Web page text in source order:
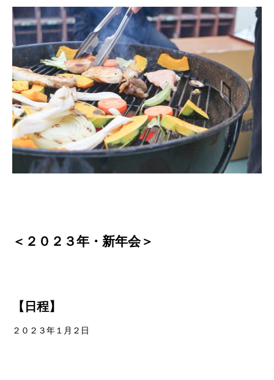
＜２０２３年・新年会＞
【日程】
２０２３年１月２日